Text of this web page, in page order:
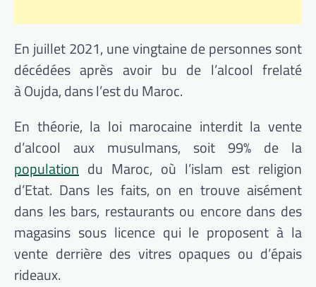
En juillet 2021, une vingtaine de personnes sont
décédées après avoir bu de l’alcool frelaté
à Oujda, dans l’est du Maroc.
En théorie, la loi marocaine interdit la vente
d’alcool aux musulmans, soit 99% de la
population du Maroc, où l’islam est religion
d’Etat. Dans les faits, on en trouve aisément
dans les bars, restaurants ou encore dans des
magasins sous licence qui le proposent à la
vente derrière des vitres opaques ou d’épais
rideaux.